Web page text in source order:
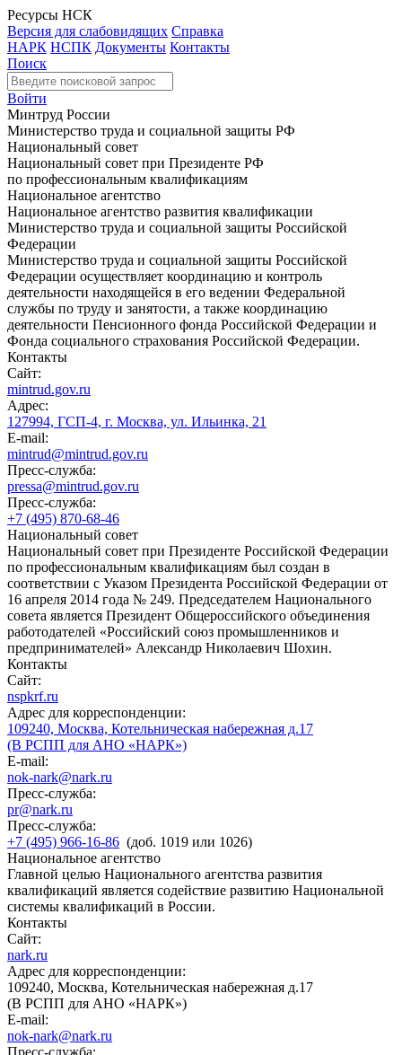
Ресурсы НСК
Версия для слабовидящих Справка
НАРК НСПК Документы Контакты
Поиск
Войти
Минтруд России
Министерство труда и социальной защиты РФ
Национальный совет
Национальный совет при Президенте РФ
по профессиональным квалификациям
Национальное агентство
Национальное агентство развития квалификации
Министерство труда и социальной защиты Российской
Федерации
Министерство труда и социальной защиты Российской
Федерации осуществляет координацию и контроль
деятельности находящейся в его ведении Федеральной
службы по труду и занятости, а также координацию
деятельности Пенсионного фонда Российской Федерации и
Фонда социального страхования Российской Федерации.
Контакты
Сайт:
mintrud.gov.ru
Адрес:
127994, ГСП-4, г. Москва, ул. Ильинка, 21
E-mail:
mintrud@mintrud.gov.ru
Пресс-служба:
pressa@mintrud.gov.ru
Пресс-служба:
+7 (495) 870-68-46
Национальный совет
Национальный совет при Президенте Российской Федерации
по профессиональным квалификациям был создан в
соответствии с Указом Президента Российской Федерации от
16 апреля 2014 года № 249. Председателем Национального
совета является Президент Общероссийского объединения
работодателей «Российский союз промышленников и
предпринимателей» Александр Николаевич Шохин.
Контакты
Сайт:
nspkrf.ru
Адрес для корреспонденции:
109240, Москва, Котельническая набережная д.17
(В РСПП для АНО «НАРК»)
E-mail:
nok-nark@nark.ru
Пресс-служба:
pr@nark.ru
Пресс-служба:
+7 (495) 966-16-86 (доб. 1019 или 1026)
Национальное агентство
Главной целью Национального агентства развития
квалификаций является содействие развитию Национальной
системы квалификаций в России.
Контакты
Сайт:
nark.ru
Адрес для корреспонденции:
109240, Москва, Котельническая набережная д.17
(В РСПП для АНО «НАРК»)
E-mail:
nok-nark@nark.ru
Пресс-служба: